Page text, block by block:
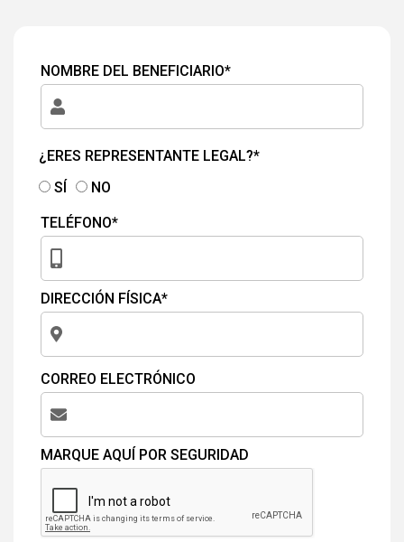
NOMBRE DEL BENEFICIARIO*
¿ERES REPRESENTANTE LEGAL?*
SÍ
NO
TELÉFONO*
DIRECCIÓN FÍSICA*
CORREO ELECTRÓNICO
MARQUE AQUÍ POR SEGURIDAD